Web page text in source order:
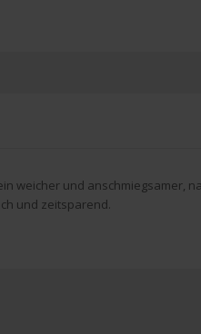
weicher und anschmiegsamer,
und zeitsparend.